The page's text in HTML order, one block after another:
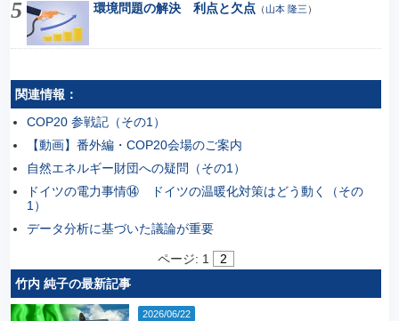
環境問題の解決 利点と欠点 （山本 隆三 ）
関連情報：
COP20 参戦記（その1）
【動画】番外編・COP20会場のご案内
自然エネルギー財団への疑問（その1）
ドイツの電力事情⑭ ドイツの温暖化対策はどう動く（その
1）
データ分析に基づいた議論が重要
ページ: 1
2
竹内 純子の最新記事
2026/06/22